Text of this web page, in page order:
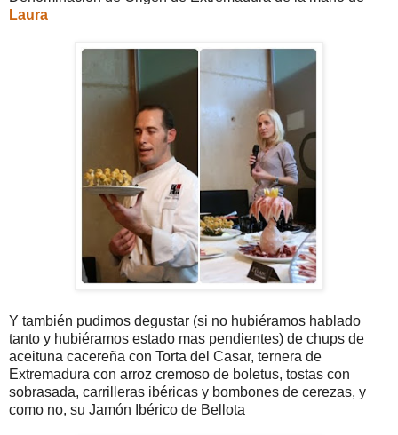
Laura
Y también pudimos degustar (si no hubiéramos hablado
tanto y hubiéramos estado mas pendientes) de chups de
aceituna cacereña con Torta del Casar, ternera de
Extremadura con arroz cremoso de boletus, tostas con
sobrasada, carrilleras ibéricas y bombones de cerezas, y
como no, su Jamón Ibérico de Bellota